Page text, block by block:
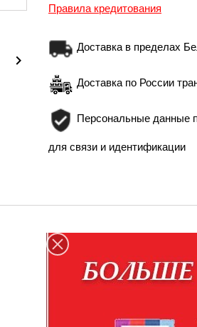

Правила кредитования
Доставка в пределах
Доставка по России
Персональные данные
для связи и идентификации